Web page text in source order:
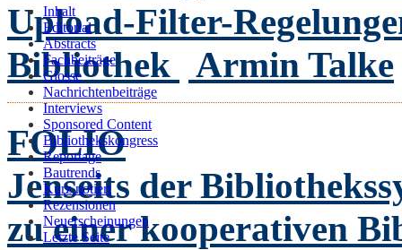
Inhalt
Editorial
Abstracts
Fachbeiträge
Glosse
Nachrichtenbeiträge
Interviews
Sponsored Content
Bibliothekskongress
Reportage
Bautrends
Kurz notiert
Rezensionen
Neuerscheinungen
Letzte Seite
Upload-Filter-
Bibliothek
Armin Talke
FOLIO
Jenseits der
zu einer kooperativen